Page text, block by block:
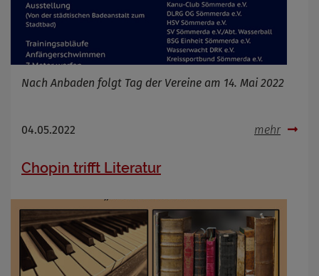
Nach Anbaden folgt Tag der Vereine am 14. Mai 2022
04.05.2022 mehr
Chopin trifft Literatur